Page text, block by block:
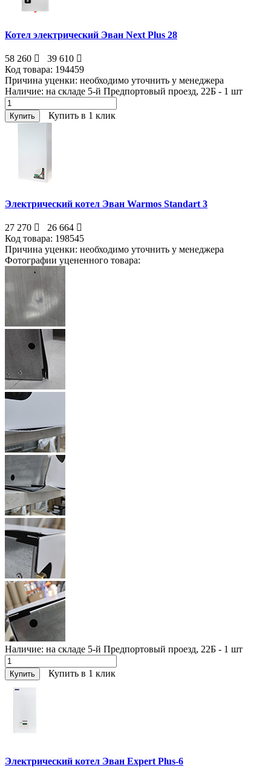
Котел электрический Эван Next Plus 28
58 260
39 610
Код товара: 194459
Причина уценки: необходимо уточнить у менеджера
Наличие: на складе 5-й Предпортовый проезд, 22Б - 1 шт
Купить Купить в 1 клик
Электрический котел Эван Warmos Standart 3
27 270
26 664
Код товара: 198545
Причина уценки: необходимо уточнить у менеджера
Фотографии уцененного товара:
Наличие: на складе 5-й Предпортовый проезд, 22Б - 1 шт
Купить Купить в 1 клик
Электрический котел Эван Expert Plus-6